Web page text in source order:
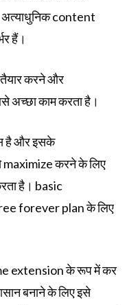
content
हैं।
करने और
अच्छा काम करता है।
है और इसके
करने के लिए
है। basic
forever plan के लिए
extension के रूप में कर
बनाने के लिए इसे